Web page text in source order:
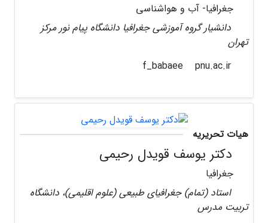
جغرافیا- آب و هواشناسی
دانشیار گروه آموزشی جغرافیا دانشگاه پیام نور مرکز
تهران
pnu.ac.ir
هیات تحریریه
دکتر یوسف قویدل رحیمی
جغرافیا
استاد (تمام) جغرافیای طبیعی (علوم اقلیمی)، دانشگاه
تربیت مدرس